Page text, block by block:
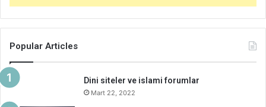
Popular Articles
Dini siteler ve islami forumlar
Mart 22, 2022